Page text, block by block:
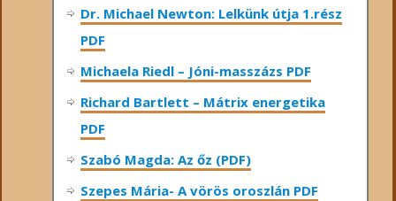
Dr. Michael Newton: Lelkünk útja 1.rész
PDF
Michaela Riedl – Jóni-masszázs PDF
Richard Bartlett – Mátrix energetika
PDF
Szabó Magda: Az őz (PDF)
Szepes Mária- A vörös oroszlán PDF